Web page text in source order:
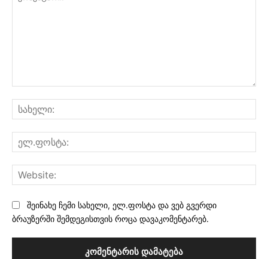
შეინახე ჩემი სახელი, ელ.ფოსტა და ვებ გვერდი
ბრაუზერში შემდეგისთვის როცა დავაკომენტარებ.